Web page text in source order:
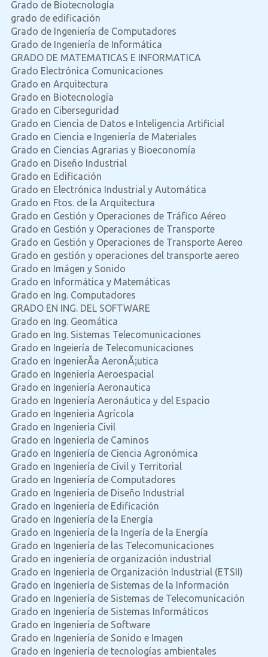
Grado de Biotecnología
grado de edificación
Grado de Ingeniería de Computadores
Grado de Ingeniería de Informática
GRADO DE MATEMATICAS E INFORMATICA
Grado Electrónica Comunicaciones
Grado en Arquitectura
Grado en Biotecnología
Grado en Ciberseguridad
Grado en Ciencia de Datos e Inteligencia Artificial
Grado en Ciencia e Ingeniería de Materiales
Grado en Ciencias Agrarias y Bioeconomía
Grado en Diseño Industrial
Grado en Edificación
Grado en Electrónica Industrial y Automática
Grado en Ftos. de la Arquitectura
Grado en Gestión y Operaciones de Tráfico Aéreo
Grado en Gestión y Operaciones de Transporte
Grado en Gestión y Operaciones de Transporte Aereo
Grado en gestión y operaciones del transporte aereo
Grado en Imágen y Sonido
Grado en Informática y Matemáticas
Grado en Ing. Computadores
GRADO EN ING. DEL SOFTWARE
Grado en Ing. Geomática
Grado en Ing. Sistemas Telecomunicaciones
Grado en Ingeiería de Telecomunicaciones
Grado en IngenierÃ­a AeronÃ¡utica
Grado en Ingeniería Aeroespacial
Grado en Ingeniería Aeronautica
Grado en Ingeniería Aeronáutica y del Espacio
Grado en Ingenieria Agrícola
Grado en Ingeniería Civil
Grado en Ingeniería de Caminos
Grado en Ingeniería de Ciencia Agronómica
Grado en Ingeniería de Civil y Territorial
Grado en Ingeniería de Computadores
Grado en Ingeniería de Diseño Industrial
Grado en Ingeniería de Edificación
Grado en Ingeniería de la Energía
Grado en Ingeniería de la Ingería de la Energía
Grado en Ingeniería de las Telecomunicaciones
Grado en ingeniería de organización industrial
Grado en Ingeniería de Organización Industrial (ETSII)
Grado en Ingeniería de Sistemas de la Información
Grado en Ingeniería de Sistemas de Telecomunicación
Grado en Ingeniería de Sistemas Informáticos
Grado en Ingeniería de Software
Grado en Ingeniería de Sonido e Imagen
Grado en Ingeniería de tecnologías ambientales